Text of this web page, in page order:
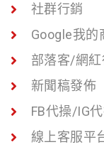
社群行銷
Google我的
部落客/網紅
新聞稿發佈
FB代操/IG
線上客服平